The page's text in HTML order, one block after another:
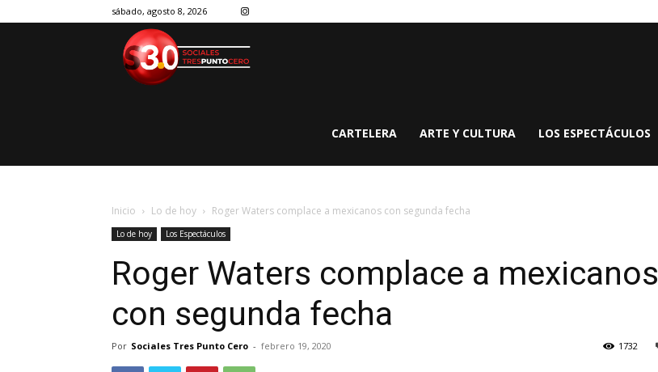
sábado, agosto 8, 2026
CARTELERA ARTE Y CULTURA LOS ESPECTÁCULOS
Inicio Lo de hoy Roger Waters complace a mexicanos con segunda fecha
Lo de hoy Los Espectáculos
Roger Waters complace a mexicanos
con segunda fecha
Por Sociales Tres Punto Cero - febrero 19, 2020 1732